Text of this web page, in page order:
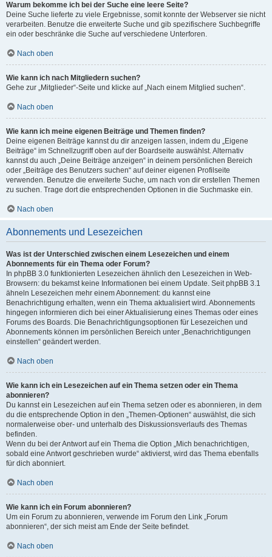
Warum bekomme ich bei der Suche eine leere Seite?
Deine Suche lieferte zu viele Ergebnisse, somit konnte der Webserver sie nicht
verarbeiten. Benutze die erweiterte Suche und gib spezifischere Suchbegriffe
ein oder beschränke die Suche auf verschiedene Unterforen.
Nach oben
Wie kann ich nach Mitgliedern suchen?
Gehe zur „Mitglieder“-Seite und klicke auf „Nach einem Mitglied suchen“.
Nach oben
Wie kann ich meine eigenen Beiträge und Themen finden?
Deine eigenen Beiträge kannst du dir anzeigen lassen, indem du „Eigene
Beiträge“ im Schnellzugriff oben auf der Boardseite auswählst. Alternativ
kannst du auch „Deine Beiträge anzeigen“ in deinem persönlichen Bereich
oder „Beiträge des Benutzers suchen“ auf deiner eigenen Profilseite
verwenden. Benutze die erweiterte Suche, um nach von dir erstellen Themen
zu suchen. Trage dort die entsprechenden Optionen in die Suchmaske ein.
Nach oben
Abonnements und Lesezeichen
Was ist der Unterschied zwischen einem Lesezeichen und einem
Abonnements für ein Thema oder Forum?
In phpBB 3.0 funktionierten Lesezeichen ähnlich den Lesezeichen in Web-
Browsern: du bekamst keine Informationen bei einem Update. Seit phpBB 3.1
ähneln Lesezeichen mehr einem Abonnement: du kannst eine
Benachrichtigung erhalten, wenn ein Thema aktualisiert wird. Abonnements
hingegen informieren dich bei einer Aktualisierung eines Themas oder eines
Forums des Boards. Die Benachrichtigungsoptionen für Lesezeichen und
Abonnements können im persönlichen Bereich unter „Benachrichtigungen
einstellen“ geändert werden.
Nach oben
Wie kann ich ein Lesezeichen auf ein Thema setzen oder ein Thema
abonnieren?
Du kannst ein Lesezeichen auf ein Thema setzen oder es abonnieren, in dem
du die entsprechende Option in den „Themen-Optionen“ auswählst, die sich
normalerweise ober- und unterhalb des Diskussionsverlaufs des Themas
befinden.
Wenn du bei der Antwort auf ein Thema die Option „Mich benachrichtigen,
sobald eine Antwort geschrieben wurde“ aktivierst, wird das Thema ebenfalls
für dich abonniert.
Nach oben
Wie kann ich ein Forum abonnieren?
Um ein Forum zu abonnieren, verwende im Forum den Link „Forum
abonnieren“, der sich meist am Ende der Seite befindet.
Nach oben